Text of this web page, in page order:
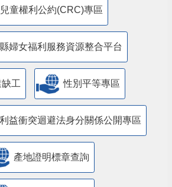
兒童權利公約(CRC)專區
婦女福利服務資源整合平台
工 性別平等專區
益衝突迴避法身分關係公開專區
產地證明標章查詢